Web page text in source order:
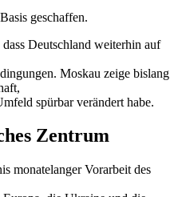
geschaffen.
Deutschland weiterhin auf
Moskau zeige bislang
spürbar verändert habe.
Zentrum
monatelanger Vorarbeit des